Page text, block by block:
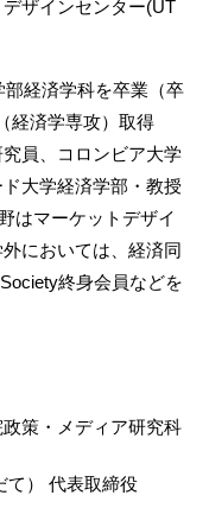
ザインセンター(UT
経済学科を卒業（卒
経済学専攻）取得
員、コロンビア大学
大学経済学部・教授
はマーケットデザイ
においては、経済同
終身会員などを
策・メディア研究科
て） 代表取締役